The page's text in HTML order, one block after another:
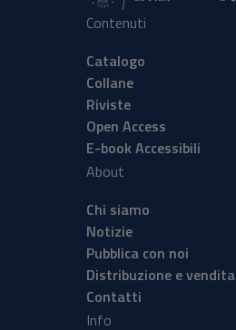
Contenuti
Catalogo
Collane
Riviste
Open Access
E-book Accessibili
About
Chi siamo
Notizie
Pubblica con noi
Distribuzione e vendita
Contatti
Info